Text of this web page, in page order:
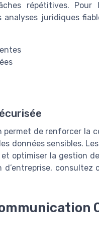
répétitives. Pour
juridiques
de renforcer la
données sensibles.
optimiser la gestion
d’entreprise, consultez